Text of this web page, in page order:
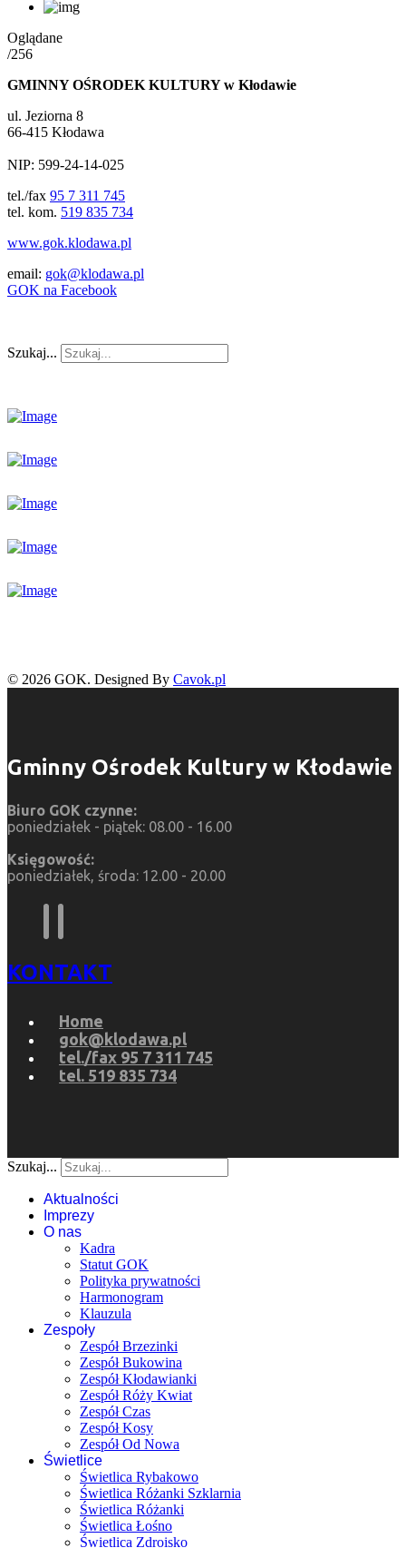
Oglądane
/256
GMINNY OŚRODEK KULTURY w Kłodawie
ul. Jeziorna 8
66-415 Kłodawa
NIP: 599-24-14-025
tel./fax 95 7 311 745
tel. kom. 519 835 734
www.gok.klodawa.pl
email: gok@klodawa.pl
GOK na Facebook
Szukaj...
© 2026 GOK. Designed By Cavok.pl
Gminny Ośrodek Kultury w Kłodawie
Biuro GOK czynne:
poniedziałek - piątek: 08.00 - 16.00
Księgowość:
poniedziałek, środa: 12.00 - 20.00
KONTAKT
Home
gok@klodawa.pl
tel./fax 95 7 311 745
tel. 519 835 734
Szukaj...
Aktualności
Imprezy
O nas
Kadra
Statut GOK
Polityka prywatności
Harmonogram
Klauzula
Zespoły
Zespół Brzezinki
Zespół Bukowina
Zespół Kłodawianki
Zespół Róży Kwiat
Zespół Czas
Zespół Kosy
Zespół Od Nowa
Świetlice
Świetlica Rybakowo
Świetlica Różanki Szklarnia
Świetlica Różanki
Świetlica Łośno
Świetlica Zdroisko